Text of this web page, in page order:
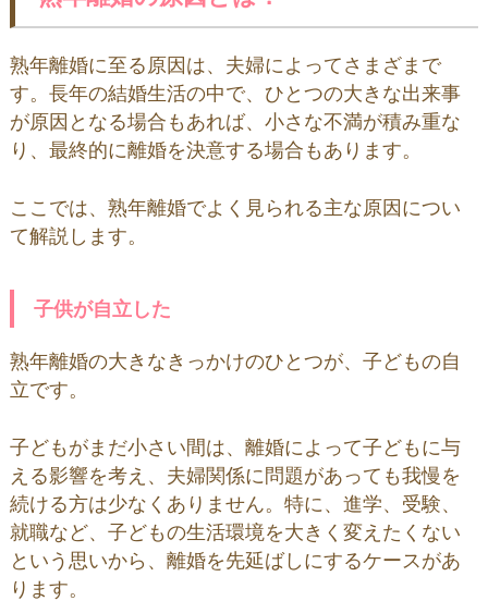
熟年離婚に至る原因は、夫婦によってさまざまで
す。長年の結婚生活の中で、ひとつの大きな出来事
が原因となる場合もあれば、小さな不満が積み重な
り、最終的に離婚を決意する場合もあります。
ここでは、熟年離婚でよく見られる主な原因につい
て解説します。
子供が自立した
熟年離婚の大きなきっかけのひとつが、子どもの自
立です。
子どもがまだ小さい間は、離婚によって子どもに与
える影響を考え、夫婦関係に問題があっても我慢を
続ける方は少なくありません。特に、進学、受験、
就職など、子どもの生活環境を大きく変えたくない
という思いから、離婚を先延ばしにするケースがあ
ります。